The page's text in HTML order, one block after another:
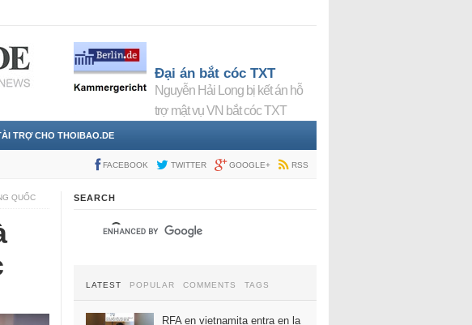
Đại án bắt cóc TXT
Nguyễn Hải Long bị kết án hỗ
trợ mật vụ VN bắt cóc TXT
TRỢ CHO THOIBAO.DE
FACEBOOK TWITTER GOOGLE+ RSS
QUỐC SEARCH
LATEST POPULAR COMMENTS TAGS
RFA en vietnamita entra en la